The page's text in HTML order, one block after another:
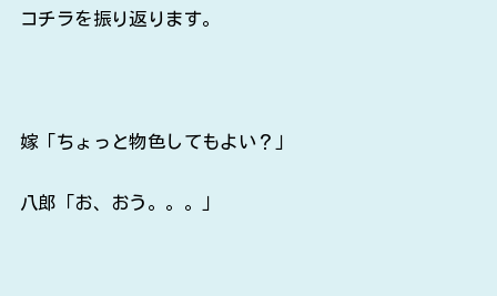
コチラを振り返ります。
嫁「ちょっと物色してもよい？」
八郎「お、おう。。。」